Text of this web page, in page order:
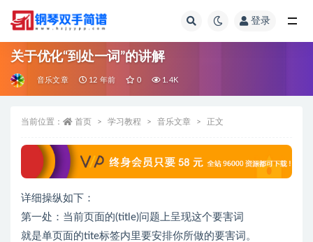
登录
关于优化“到处一词”的讲解
音乐文章 12 年前 0 1.4K
当前位置： 首页 学习教程 音乐文章 正文
详细操纵如下：
第一处：当前页面的(title)问题上呈现这个要害词
就是单页面的tite标签内里要安排你所做的要害词。